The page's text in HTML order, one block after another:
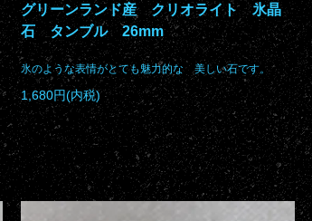
グリーンランド産 クリオライト 氷晶
石 タンブル 26mm
氷のような表情がとても魅力的な 美しい石です。
1,680円(内税)